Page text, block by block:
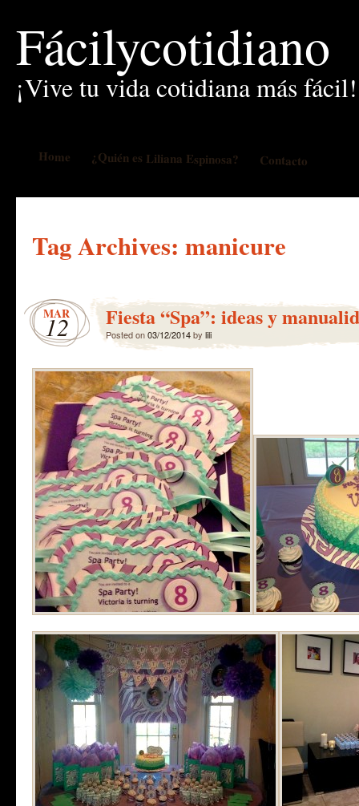
Fácilycotidiano
¡Vive tu vida cotidiana más fácil!
Home ¿Quién es Liliana Espinosa? Contacto
Tag Archives: manicure
MAR
12 Fiesta “Spa”: ideas y
Posted on03/12/2014by lili